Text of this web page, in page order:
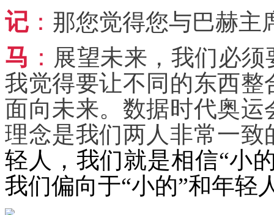
记 ： 那您觉得您与巴赫主
马 ： 展望未来，我们必
我觉得要让不同的东西
面向未来。数据时代奥
理念是我们两人非常一致
轻人，我们就是相信“小
我们偏向于“小的”和年轻